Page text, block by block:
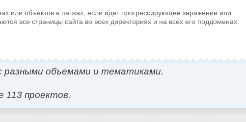
или объектов в папках, если идет прогрессирующее заражение или
все страницы сайта во всех директориях и на всех его поддоменах.
объемами и тематиками.
113 проектов.